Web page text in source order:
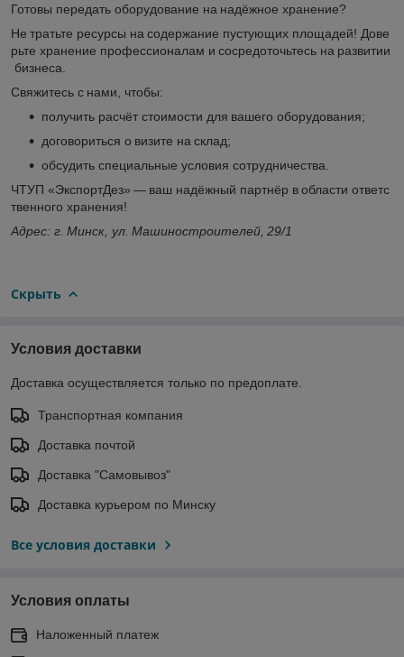
Готовы передать оборудование на надёжное хранение?
Не тратьте ресурсы на содержание пустующих площадей! Дове
рьте хранение профессионалам и сосредоточьтесь на развитии
бизнеса.
Свяжитесь с нами, чтобы:
получить расчёт стоимости для вашего оборудования;
договориться о визите на склад;
обсудить специальные условия сотрудничества.
ЧТУП «ЭкспортДез» — ваш надёжный партнёр в области ответс
твенного хранения!
Адрес: г. Минск, ул. Машиностроителей, 29/1
Скрыть
Условия доставки
Доставка осуществляется только по предоплате.
Транспортная компания
Доставка почтой
Доставка "Самовывоз"
Доставка курьером по Минску
Все условия доставки
Условия оплаты
Наложенный платеж